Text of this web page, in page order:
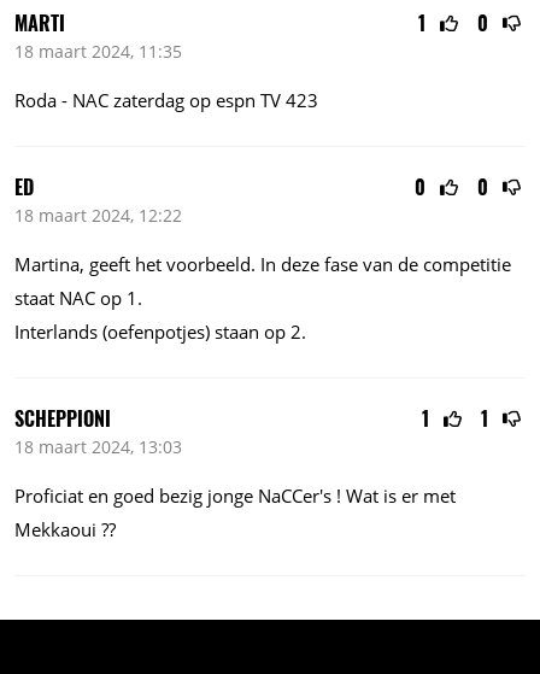
1 0
MARTI
18 maart 2024, 11:35
Roda - NAC zaterdag op espn TV 423
0 0
ED
18 maart 2024, 12:22
Martina, geeft het voorbeeld. In deze fase van de competitie
staat NAC op 1.
Interlands (oefenpotjes) staan op 2.
1 1
SCHEPPIONI
18 maart 2024, 13:03
Proficiat en goed bezig jonge NaCCer's ! Wat is er met
Mekkaoui ??